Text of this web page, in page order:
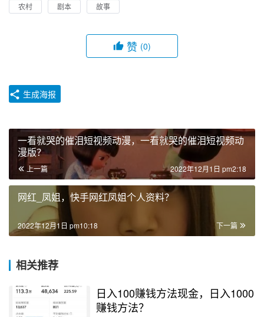
农村 剧本 故事
赞 (0)
生成海报
一看就哭的催泪短视频动漫，一看就哭的催泪短视频动
漫版？
上一篇 2022年12月1日 pm2:18
网红_凤姐，快手网红凤姐个人资料？
下一篇
2022年12月1日 pm10:18
相关推荐
日入100赚钱方法现金，日入1000
赚钱方法？